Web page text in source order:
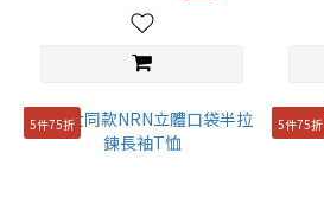
5件75折 5件75折